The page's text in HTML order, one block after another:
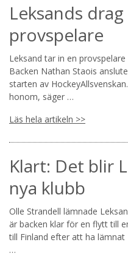
Leksands
provspelare
Leksand tar in en
Backen Nathan Staois
starten av
honom, säger …
Läs hela artikeln >>
Klart: Det blir
nya klubb
Olle Strandell lämnade
är backen klar för en flytt till
till Finland efter att ha
…